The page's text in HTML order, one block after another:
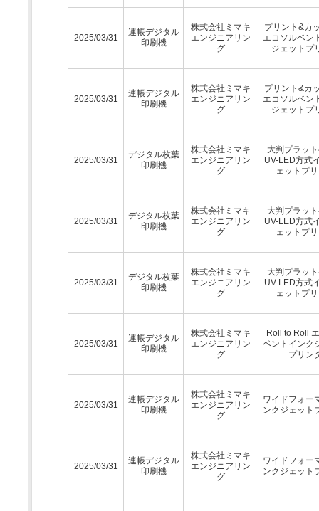
2025/03/31
連帳デジタル
印刷機
株式会社ミマキ
エンジニアリン
グ
プリント&カ
エコソルベン
ジェットプ
2025/03/31
連帳デジタル
印刷機
株式会社ミマキ
エンジニアリン
グ
プリント&カ
エコソルベン
ジェットプ
2025/03/31
デジタル枚葉
印刷機
株式会社ミマキ
エンジニアリン
グ
大判プラッ
UV-LED方式
ェットプ
2025/03/31
デジタル枚葉
印刷機
株式会社ミマキ
エンジニアリン
グ
大判プラッ
UV-LED方式
ェットプ
2025/03/31
デジタル枚葉
印刷機
株式会社ミマキ
エンジニアリン
グ
大判プラッ
UV-LED方式
ェットプ
2025/03/31
連帳デジタル
印刷機
株式会社ミマキ
エンジニアリン
グ
Roll to Roll
ベントインク
プリン
2025/03/31
連帳デジタル
印刷機
株式会社ミマキ
エンジニアリン
グ
ワイドフォー
ンクジェット
2025/03/31
連帳デジタル
印刷機
株式会社ミマキ
エンジニアリン
グ
ワイドフォー
ンクジェット